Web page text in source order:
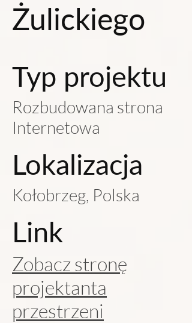
Żulickiego
Typ projektu
Rozbudowana strona
Internetowa
Lokalizacja
Kołobrzeg, Polska
Link
Zobacz stronę
projektanta
przestrzeni